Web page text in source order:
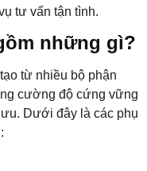
tư vấn tận tình.
những gì?
từ nhiều bộ phận
cường độ cứng vững
Dưới đây là các phụ